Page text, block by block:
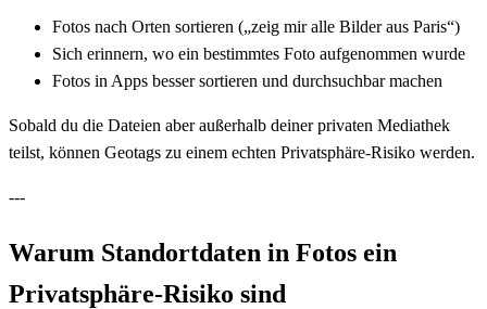
Fotos nach Orten sortieren („zeig mir alle Bilder aus Paris“)
Sich erinnern, wo ein bestimmtes Foto aufgenommen wurde
Fotos in Apps besser sortieren und durchsuchbar machen
Sobald du die Dateien aber außerhalb deiner privaten Mediathek
teilst, können Geotags zu einem echten Privatsphäre-Risiko werden.
---
Warum Standortdaten in Fotos ein
Privatsphäre-Risiko sind